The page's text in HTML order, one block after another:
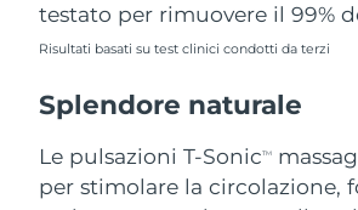
testato per rimuovere il 99%
Risultati basati su test clinici condotti da terzi
Splendore naturale
Le pulsazioni T-SonicTM
per stimolare la circolazione,
Romania
Russia
Arabia Saudita Consegna
Singapore Consegna